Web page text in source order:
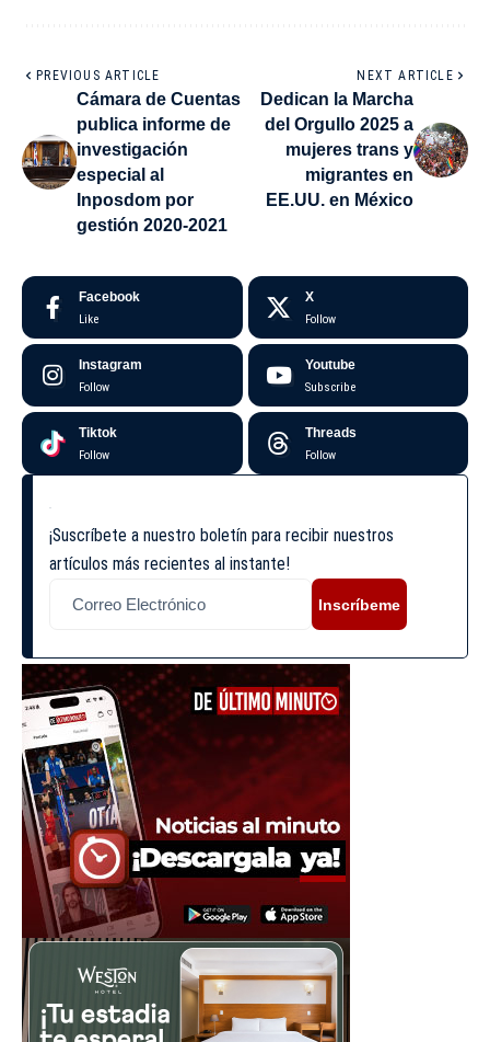
PREVIOUS ARTICLE
Cámara de Cuentas
publica informe de
investigación
especial al
Inposdom por
gestión 2020-2021
NEXT ARTICLE
Dedican la Marcha
del Orgullo 2025 a
mujeres trans y
migrantes en
EE.UU. en México
Facebook
Like
X
Follow
Instagram
Follow
Youtube
Subscribe
Tiktok
Follow
Threads
Follow
¡Suscríbete a nuestro boletín para recibir nuestros
artículos más recientes al instante!
Inscríbeme